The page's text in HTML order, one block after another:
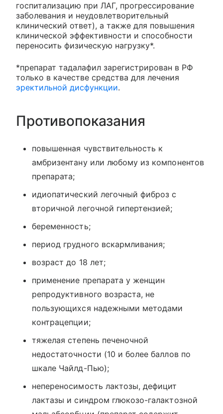
госпитализацию при ЛАГ, прогрессирование
заболевания и неудовлетворительный
клинический ответ), а также для повышения
клинической эффективности и способности
переносить физическую нагрузку*.
*препарат тадалафил зарегистрирован в РФ
только в качестве средства для лечения
эректильной дисфункции.
Противопоказания
повышенная чувствительность к
амбризентану или любому из компонентов
препарата;
идиопатический легочный фиброз с
вторичной легочной гипертензией;
беременность;
период грудного вскармливания;
возраст до 18 лет;
применение препарата у женщин
репродуктивного возраста, не
пользующихся надежными методами
контрацепции;
тяжелая степень печеночной
недостаточности (10 и более баллов по
шкале Чайлд-Пью);
непереносимость лактозы, дефицит
лактазы и синдром глюкозо-галактозной